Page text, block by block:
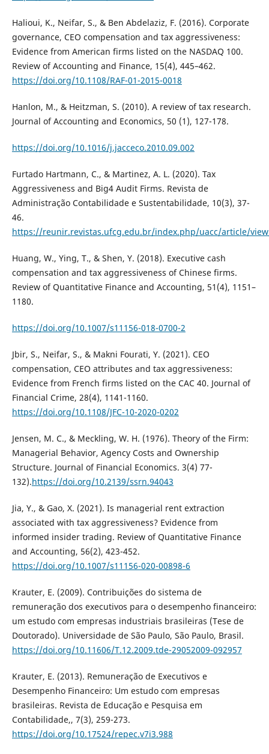
Halioui, K., Neifar, S., & Ben Abdelaziz, F. (2016). Corporate
governance, CEO compensation and tax aggressiveness:
Evidence from American firms listed on the NASDAQ 100.
Review of Accounting and Finance, 15(4), 445–462.
https://doi.org/10.1108/RAF-01-2015-0018
Hanlon, M., & Heitzman, S. (2010). A review of tax research.
Journal of Accounting and Economics, 50 (1), 127-178.
https://doi.org/10.1016/j.jacceco.2010.09.002
Furtado Hartmann, C., & Martinez, A. L. (2020). Tax
Aggressiveness and Big4 Audit Firms. Revista de
Administração Contabilidade e Sustentabilidade, 10(3), 37-
46.
https://reunir.revistas.ufcg.edu.br/index.php/uacc/article/
Huang, W., Ying, T., & Shen, Y. (2018). Executive cash
compensation and tax aggressiveness of Chinese firms.
Review of Quantitative Finance and Accounting, 51(4), 1151–
1180.
https://doi.org/10.1007/s11156-018-0700-2
Jbir, S., Neifar, S., & Makni Fourati, Y. (2021). CEO
compensation, CEO attributes and tax aggressiveness:
Evidence from French firms listed on the CAC 40. Journal of
Financial Crime, 28(4), 1141-1160.
https://doi.org/10.1108/JFC-10-2020-0202
Jensen, M. C., & Meckling, W. H. (1976). Theory of the Firm:
Managerial Behavior, Agency Costs and Ownership
Structure. Journal of Financial Economics. 3(4) 77-
132).https://doi.org/10.2139/ssrn.94043
Jia, Y., & Gao, X. (2021). Is managerial rent extraction
associated with tax aggressiveness? Evidence from
informed insider trading. Review of Quantitative Finance
and Accounting, 56(2), 423-452.
https://doi.org/10.1007/s11156-020-00898-6
Krauter, E. (2009). Contribuições do sistema de
remuneração dos executivos para o desempenho financeiro:
um estudo com empresas industriais brasileiras (Tese de
Doutorado). Universidade de São Paulo, São Paulo, Brasil.
https://doi.org/10.11606/T.12.2009.tde-29052009-092957
Krauter, E. (2013). Remuneração de Executivos e
Desempenho Financeiro: Um estudo com empresas
brasileiras. Revista de Educação e Pesquisa em
Contabilidade,, 7(3), 259-273.
https://doi.org/10.17524/repec.v7i3.988